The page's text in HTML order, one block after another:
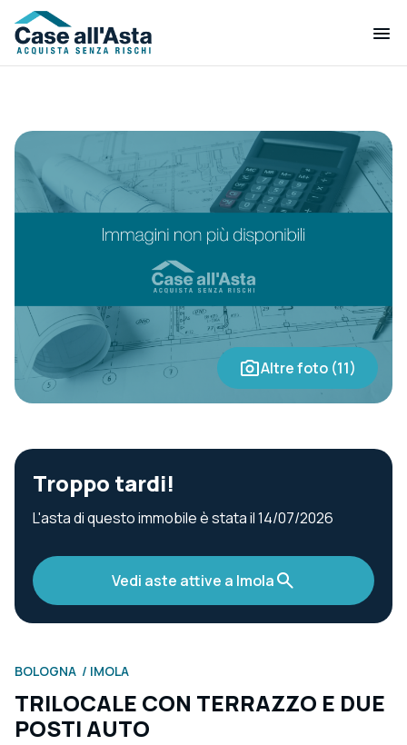
Altre foto (11)
Troppo tardi!
L'asta di questo immobile è stata il 14/07/2026
Vedi aste attive a Imola
BOLOGNA IMOLA
TRILOCALE CON TERRAZZO E DUE
POSTI AUTO